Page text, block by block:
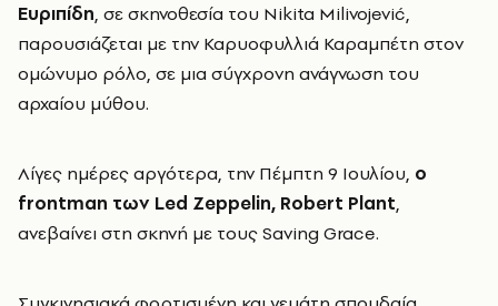
Ευριπίδη, σε σκηνοθεσία του Nikita Milivojević,
παρουσιάζεται με την Καρυοφυλλιά Καραμπέτη στον
ομώνυμο ρόλο, σε μια σύγχρονη ανάγνωση του
αρχαίου μύθου.
Λίγες ημέρες αργότερα, την Πέμπτη 9 Ιουλίου, ο
frontman των Led Zeppelin, Robert Plant,
ανεβαίνει στη σκηνή με τους Saving Grace.